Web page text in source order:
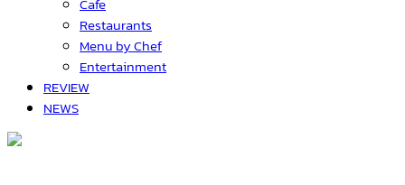
Restaurants
Menu by Chef
Entertainment
REVIEW
NEWS